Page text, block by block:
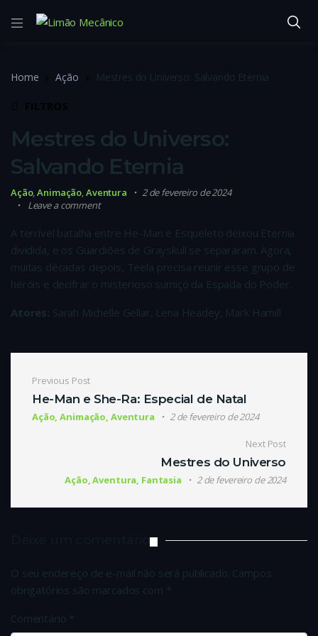
Home Ação Mestres do Universo: Salvando Eternia
Mestres do Universo:
Salvando Eternia
Ação,Animação,Aventura
2 de fevereiro de 2024
Leave a comment
A terrível batalha entre He-Man e Esqueleto deixou Eternia
dividida, e os Guardiões de Grayskull se separaram. Agora,
muitas décadas depois, Teela precisa reunir esse grupo de
heróis e decifrar o misterioso sumiço da Espada do Poder.
Atores: Sarah Michelle Gellar, Lena Headey, Mark Hamill
Navegação de Post
Previous Post
He-Man e She-Ra: Especial de Natal
Ação, Animação, Aventura 2 de fevereiro de 2024
Next Post
Mestres do Universo
Ação, Aventura, Fantasia 2 de fevereiro de 2024
Deixe um comentário
O seu endereço de e-mail não será publicado. Campos
obrigatórios são marcados com *
Comentário *